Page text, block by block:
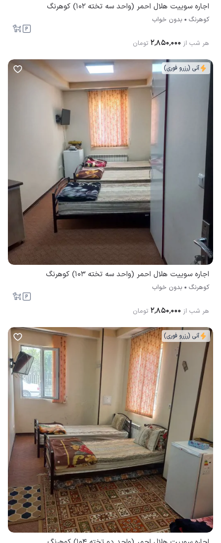
اجاره سوییت هلال احمر (واحد سه تخته 102) کوهرنگ
کوهرنگ بدون خواب
هر شب از ۲٬۸۵۰٬۰۰۰ تومان
آنی (رزرو فوری)
اجاره سوییت هلال احمر (واحد سه تخته 103) کوهرنگ
کوهرنگ بدون خواب
هر شب از ۲٬۸۵۰٬۰۰۰ تومان
آنی (رزرو فوری)